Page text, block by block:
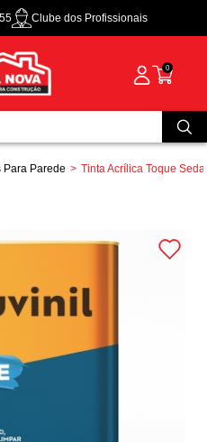
Clube dos Profissionais
0
Para Parede Tinta Acrílica Toque